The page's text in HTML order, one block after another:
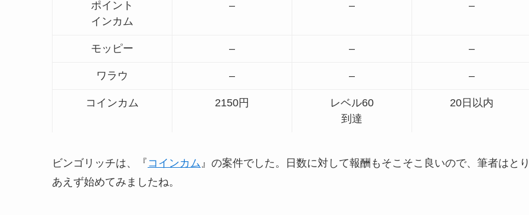
ポイント
インカム
– – –
モッピー – – –
ワラウ – – –
コインカム 2150円
レベル60
到達
20日以内
ビンゴリッチは、『 コインカム』の案件でした。日数に対して報酬もそこそこ良いので、筆者はと
あえず始めてみましたね。